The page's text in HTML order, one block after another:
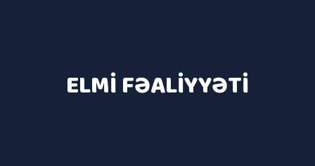
ELMI FƏALIYYƏTI